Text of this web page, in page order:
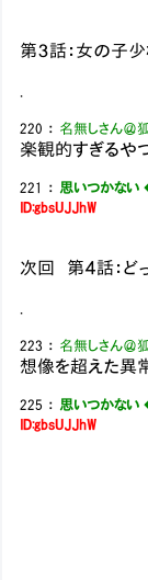
第３話：女の子
220 ： 名無しさん＠
楽観的すぎるや
221 ： 思いつかない
ID:gbsUJJhW
次回 第４話：ど
223 ： 名無しさん＠
想像を超えた異
225 ： 思いつかない
ID:gbsUJJhW
／￣
／
／
／
／イ